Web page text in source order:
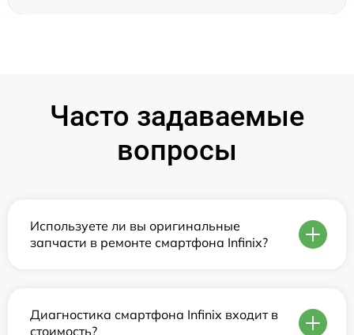
Часто задаваемые
вопросы
Используете ли вы оригинальные
запчасти в ремонте смартфона Infinix?
Диагностика смартфона Infinix входит в
стоимость?